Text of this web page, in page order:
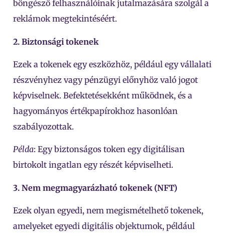
böngésző felhasználóinak jutalmazására szolgál a
reklámok megtekintéséért.
2. Biztonsági tokenek
Ezek a tokenek egy eszközhöz, például egy vállalati
részvényhez vagy pénzügyi előnyhöz való jogot
képviselnek. Befektetésekként működnek, és a
hagyományos értékpapírokhoz hasonlóan
szabályozottak.
Példa: Egy biztonságos token egy digitálisan
birtokolt ingatlan egy részét képviselheti.
3. Nem megmagyarázható tokenek (NFT)
Ezek olyan egyedi, nem megismételhető tokenek,
amelyeket egyedi digitális objektumok, például